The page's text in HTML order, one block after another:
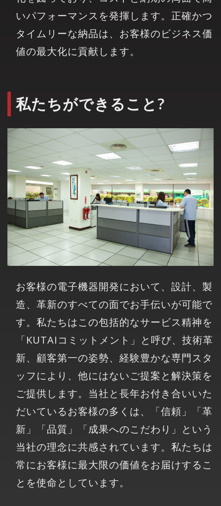
いパフォーマンスを発揮します。正確かつ
タイムリーな納品は、お客様のビジネス価
値の最大化に貢献します。
私たちができること?
お客様の電子機器開発において、設計、製
造、革新のすべての面でお手伝いが可能で
す。私たちはこの包括的なサービス精神を
「KUTAIコミットメント」と呼び、技術革
新、顧客第一の姿勢、経験豊かな専門スタ
ッフにより、他にはないご提案と解決策を
ご提供します。当社と長年お付き合いいた
だいているお客様の多くは、「信頼」「革
新」「品質」「成果へのこだわり」という
当社の理念に共感されています。私たちは
常にお客様に最大限の価値をお届けするこ
とを使命としています。